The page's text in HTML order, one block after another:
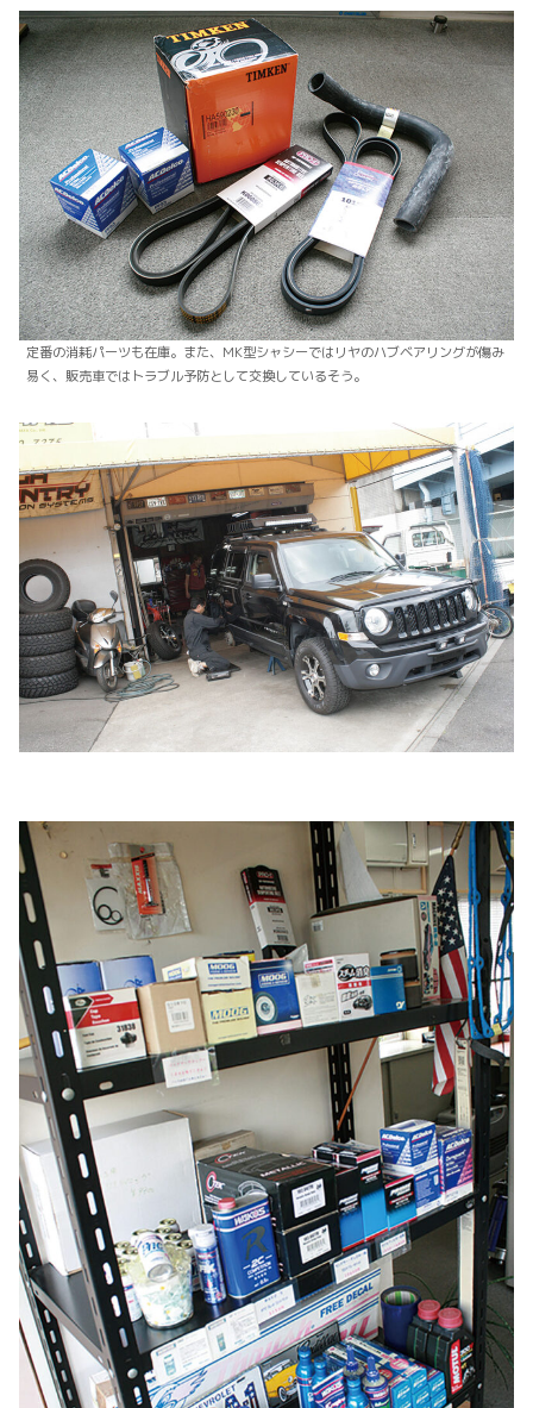
定番の消耗パーツも在庫。また、MK型シャシーではリヤのハブベアリングが傷み
易く、販売車ではトラブル予防として交換しているそう。